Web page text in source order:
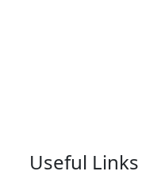
Useful Links